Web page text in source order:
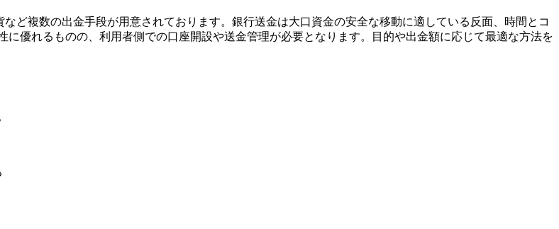
ど複数の出金手段が用意されております。銀行送金は大口資金の安全な移動に適している反面、時間とコ
優れるものの、利用者側での口座開設や送金管理が必要となります。目的や出金額に応じて最適な方法を